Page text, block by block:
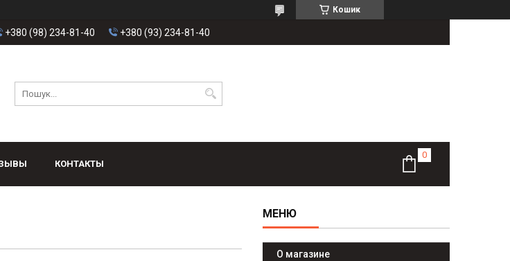
Кошик
+380 (98) 234-81-40 +380 (93) 234-81-40
КОНТАКТЫ
О магазине